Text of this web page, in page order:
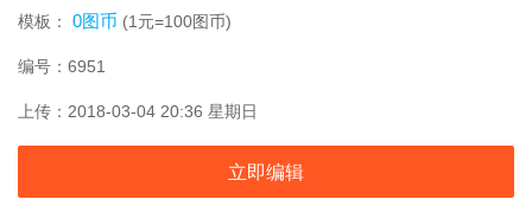
模板： 0图币 (1元=100图币)
编号：6951
上传：2018-03-04 20:36 星期日
立即编辑